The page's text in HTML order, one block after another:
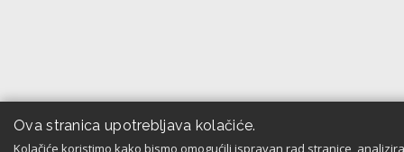
Ova stranica upotrebljava kolačiće.
Kolačiće koristimo kako bismo omogućili ispravan rad stranice,